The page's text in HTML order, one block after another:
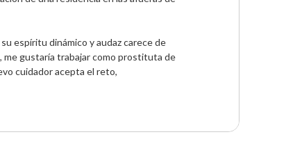
espíritu dinámico y audaz carece de
me gustaría trabajar como prostituta de
cuidador acepta el reto,